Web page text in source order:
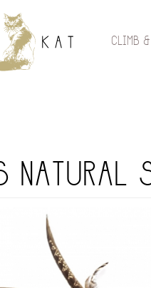
CLIMB
NATURAL